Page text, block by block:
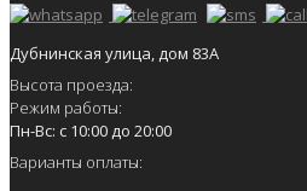
Дубнинская улица, дом 83А
Высота проезда:
Режим работы:
Пн-Вс: с 10:00 до 20:00
Варианты оплаты: